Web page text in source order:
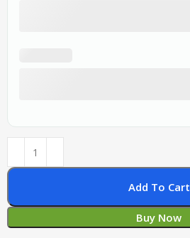
Add To Cart
Buy Now